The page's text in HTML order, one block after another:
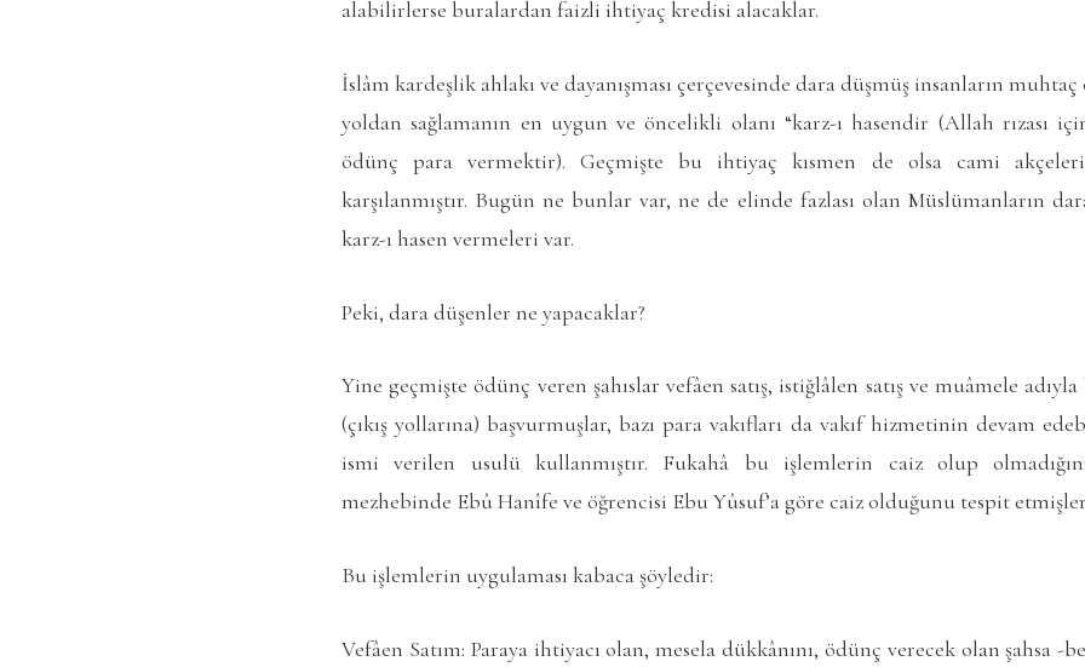
alabilirlerse buralardan faizli ihtiyaç kredisi alacaklar.
İslâm kardeşlik ahlakı ve dayanışması çerçevesinde dara düşmüş insanların
yoldan sağlamanın en uygun ve öncelikli olanı “karz-ı hasendir (Allah rızası
ödünç para vermektir). Geçmişte bu ihtiyaç kısmen de olsa cami
karşılanmıştır. Bugün ne bunlar var, ne de elinde fazlası olan Müslümanların
karz-ı hasen vermeleri var.
Peki, dara düşenler ne yapacaklar?
Yine geçmişte ödünç veren şahıslar vefâen satış, istiğlâlen satış ve muâmele
(çıkış yollarına) başvurmuşlar, bazı para vakıfları da vakıf hizmetinin devam
ismi verilen usulü kullanmıştır. Fukahâ bu işlemlerin caiz olup
mezhebinde Ebû Hanîfe ve öğrencisi Ebu Yûsuf’a göre caiz olduğunu tespit
Bu işlemlerin uygulaması kabaca şöyledir:
Vefâen Satım: Paraya ihtiyacı olan, mesela dükkânını, ödünç verecek olan şahsa